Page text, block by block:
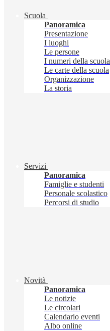
Scuola
Panoramica
Presentazione
I luoghi
Le persone
I numeri della scuola
Le carte della scuola
Organizzazione
La storia
Servizi
Panoramica
Famiglie e studenti
Personale scolastico
Percorsi di studio
Novità
Panoramica
Le notizie
Le circolari
Calendario eventi
Albo online